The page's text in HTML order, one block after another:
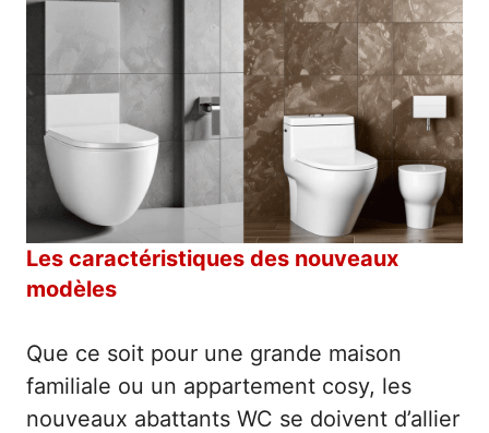
Les caractéristiques des nouveaux
modèles
Que ce soit pour une grande maison
familiale ou un appartement cosy, les
nouveaux abattants WC se doivent d’allier